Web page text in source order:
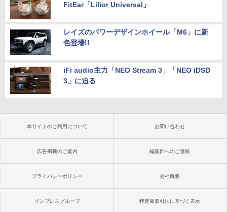
FitEar「Lilior Universal」
レイズのパワーデザインホイール「M6」に新
色登場!!
iFi audio主力「NEO Stream 3」「NEO iDSD
3」に迫る
本サイトのご利用について お問い合わせ
広告掲載のご案内 編集部へのご連絡
プライバシーポリシー 会社概要
インプレスグループ 特定商取引法に基づく表示